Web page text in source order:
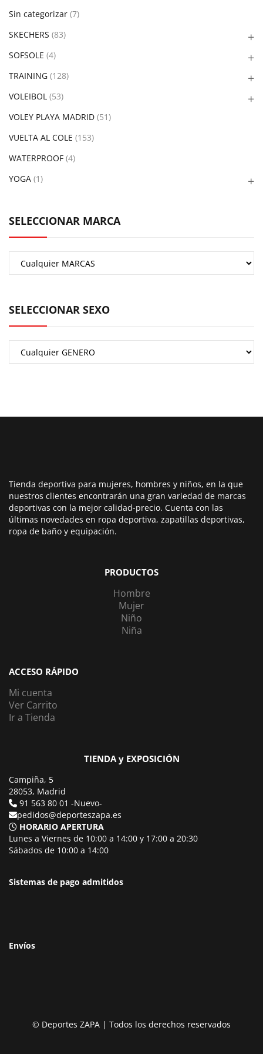
Sin categorizar (7)
SKECHERS (83)
SOFSOLE (4)
TRAINING (128)
VOLEIBOL (53)
VOLEY PLAYA MADRID (51)
VUELTA AL COLE (153)
WATERPROOF (4)
YOGA (1)
SELECCIONAR MARCA
SELECCIONAR SEXO
Tienda deportiva para mujeres, hombres y niños, en la que
nuestros clientes encontrarán una gran variedad de marcas
deportivas con la mejor calidad-precio. Cuenta con las
últimas novedades en ropa deportiva, zapatillas deportivas,
ropa de baño y equipación.
PRODUCTOS
Hombre
Mujer
Niño
Niña
ACCESO RÁPIDO
Mi cuenta
Ver Carrito
Ir a Tienda
TIENDA y EXPOSICIÓN
Campiña, 5
28053, Madrid
91 563 80 01 -Nuevo-
pedidos@deporteszapa.es
HORARIO APERTURA
Lunes a Viernes de 10:00 a 14:00 y 17:00 a 20:30
Sábados de 10:00 a 14:00
Sistemas de pago admitidos
Envíos
© Deportes ZAPA | Todos los derechos reservados